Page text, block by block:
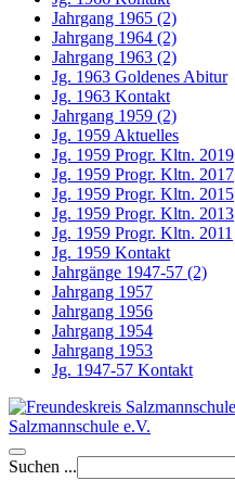
Jahrgang 1965 (2)
Jahrgang 1964 (2)
Jahrgang 1963 (2)
Jg. 1963 Goldenes Abitur
Jg. 1963 Kontakt
Jahrgang 1959 (2)
Jg. 1959 Aktuelles
Jg. 1959 Progr. Kltn. 2019
Jg. 1959 Progr. Kltn. 2017
Jg. 1959 Progr. Kltn. 2015
Jg. 1959 Progr. Kltn. 2013
Jg. 1959 Progr. Kltn. 2011
Jg. 1959 Kontakt
Jahrgänge 1947-57 (2)
Jahrgang 1957
Jahrgang 1956
Jahrgang 1954
Jahrgang 1953
Jg. 1947-57 Kontakt
Salzmannschule e.V.
Suchen ...